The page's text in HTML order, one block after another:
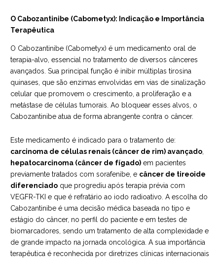
O Cabozantinibe (Cabometyx): Indicação e Importância
Terapêutica
O Cabozantinibe (Cabometyx) é um medicamento oral de
terapia-alvo, essencial no tratamento de diversos cânceres
avançados. Sua principal função é inibir múltiplas tirosina
quinases, que são enzimas envolvidas em vias de sinalização
celular que promovem o crescimento, a proliferação e a
metástase de células tumorais. Ao bloquear esses alvos, o
Cabozantinibe atua de forma abrangente contra o câncer.
Este medicamento é indicado para o tratamento de:
carcinoma de células renais (câncer de rim) avançado
hepatocarcinoma (câncer de fígado) em pacientes
previamente tratados com sorafenibe, e câncer de tireoide
diferenciado que progrediu após terapia prévia com
VEGFR-TKI e que é refratário ao iodo radioativo. A escolha do
Cabozantinibe é uma decisão médica baseada no tipo e
estágio do câncer, no perfil do paciente e em testes de
biomarcadores, sendo um tratamento de alta complexidade e
de grande impacto na jornada oncológica. A sua importância
terapêutica é reconhecida por diretrizes clínicas internacionais